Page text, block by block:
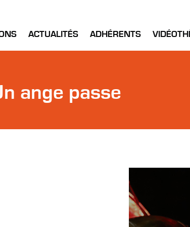
ACTUALITÉS ADHÉRENTS
ange passe